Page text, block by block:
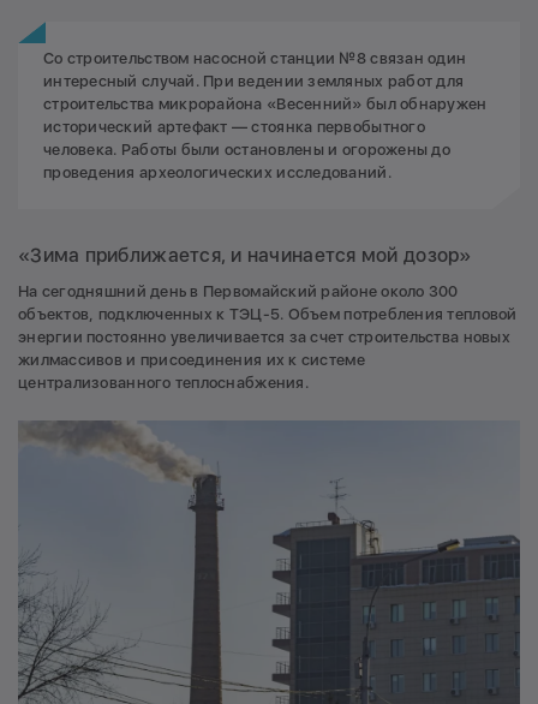
Со строительством насосной станции №8 связан один
интересный случай. При ведении земляных работ для
строительства микрорайона «Весенний» был обнаружен
исторический артефакт — стоянка первобытного
человека. Работы были остановлены и огорожены до
проведения археологических исследований.
«Зима приближается, и начинается мой дозор»
На сегодняшний день в Первомайский районе около 300
объектов, подключенных к ТЭЦ-5. Объем потребления тепловой
энергии постоянно увеличивается за счет строительства новых
жилмассивов и присоединения их к системе
централизованного теплоснабжения.